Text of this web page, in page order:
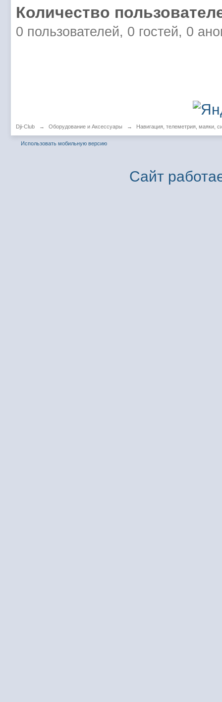
Количество
0 пользователей, 0 гостей, 0
Dji-Club → Оборудование и Аксессуары → Навигация, телеметрия, маяки,
Использовать мобильную версию
Сайт